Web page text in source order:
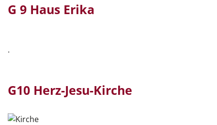
G 9 Haus Erika
.
G10 Herz-Jesu-Kirche